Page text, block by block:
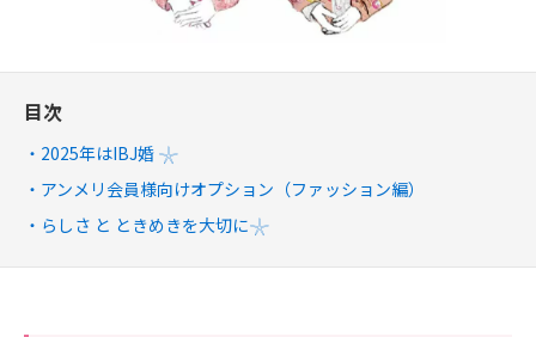
目次
2025年はIBJ婚 𓇼
アンメリ会員様向けオプション（ファッション編）
らしさ と ときめきを大切に𓇼